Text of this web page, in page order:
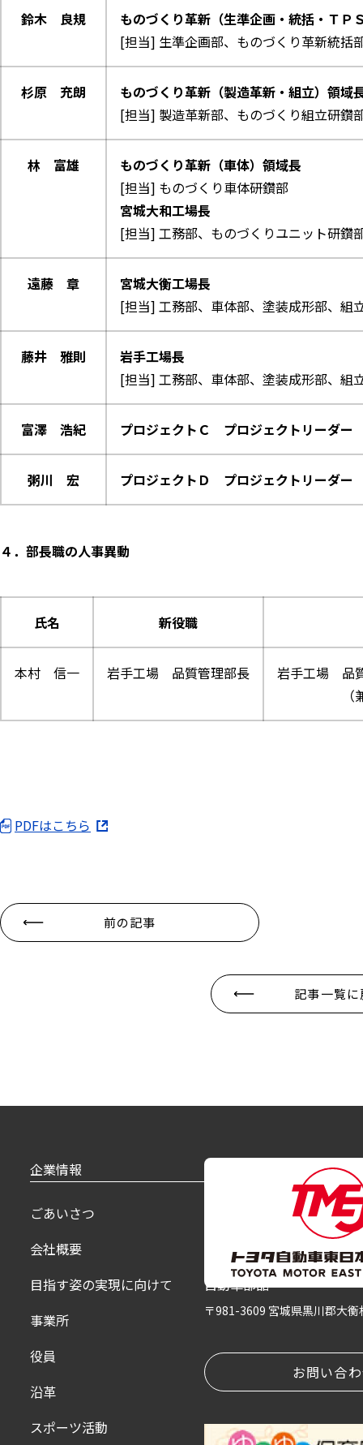
鈴木 良規
ものづくり革新（生準企画・統括・ＴＰ
[担当] 生準企画部、ものづくり革新統括
杉原 充朗
ものづくり革新（製造革新・組立）領域
[担当] 製造革新部、ものづくり組立研鑽
林 富雄
ものづくり革新（車体）領域長
[担当] ものづくり車体研鑽部
宮城大和工場長
[担当] 工務部、ものづくりユニット研鑽
遠藤 章
宮城大衡工場長
[担当] 工務部、車体部、塗装成形部、組
藤井 雅則
岩手工場長
[担当] 工務部、車体部、塗装成形部、組
富澤 浩紀 プロジェクトＣ プロジェクトリーダー
粥川 宏 プロジェクトＤ プロジェクトリーダー
４．部長職の人事異動
氏名 新役職
本村 信一 岩手工場 品質管理部長
岩手工場 品
（兼）品
PDFはこちら
前の記事
記事一覧
企業情報
ごあいさつ
会社概要
目指す姿の実現に向けて
事業所
役員
沿革
スポーツ活動
製品紹介
福祉車
自動車部品
〒981-3609 宮城県黒川郡大
お問い合